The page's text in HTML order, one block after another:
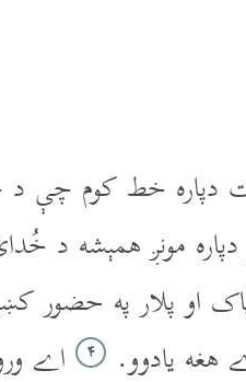
دپاره خط کوم چې
دپاره مونږ همېشه د
پلار په حضور
يادوو.
۴ اے